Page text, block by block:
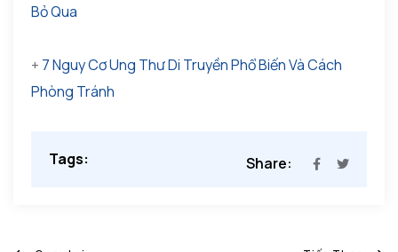
Bỏ Qua
+ 7 Nguy Cơ Ung Thư Di Truyền Phổ Biến Và Cách
Phòng Tránh
Tags: Share: